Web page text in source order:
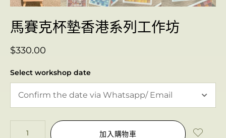
馬賽克杯墊香港系列工作坊
$330.00
Select workshop date
加入購物車